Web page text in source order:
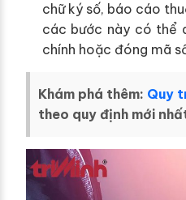
chữ ký số, báo cáo
các bước này có thể
chính hoặc đóng mã
Khám phá thêm: Quy
theo quy định mới